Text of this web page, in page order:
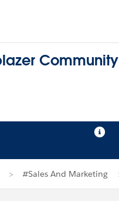
Community
#Sales And Marketing